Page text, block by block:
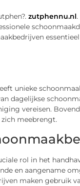
zutphennu.nl
unieke
dagelijkse
vereisen.
meebrengt.
rol in het
en aangename
maken gebruik